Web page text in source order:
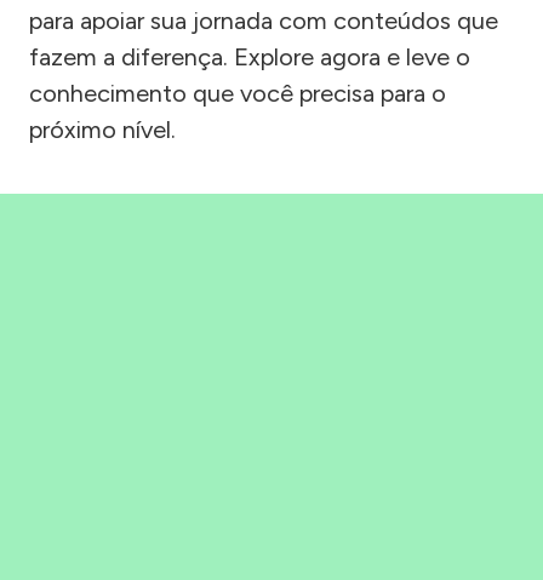
para apoiar sua jornada com conteúdos que
fazem a diferença. Explore agora e leve o
conhecimento que você precisa para o
próximo nível.